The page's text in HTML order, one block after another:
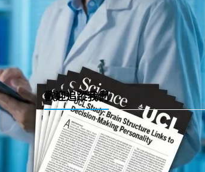
一直很喜歡的緞帶教堂 Ribbon
歡迎追蹤我們
X YouTube
Instagram